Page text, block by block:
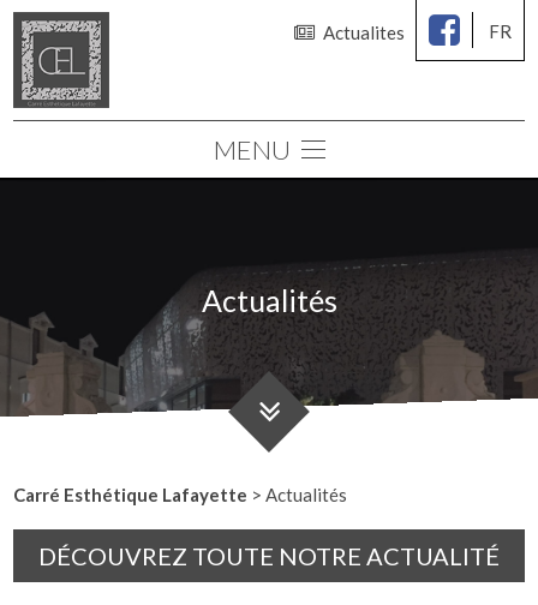
Actualites FR
MENU
Médecine esthétique
Consultations
Simulation 3D
Actualités
Carré Esthétique Lafayette >Actualités
DÉCOUVREZ TOUTE NOTRE ACTUALITÉ